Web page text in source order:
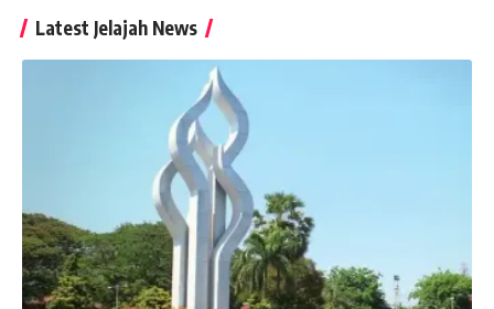
Latest Jelajah News